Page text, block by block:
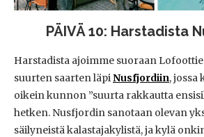
PÄIVÄ 10: Harstadista
Harstadista ajoimme suoraan
suurten saarten läpiNusfjordiin, jossa
oikein kunnon ”suurta rakkautta
hetken. Nusfjordin sanotaan olevan
säilyneistä kalastajakylistä, ja kylä